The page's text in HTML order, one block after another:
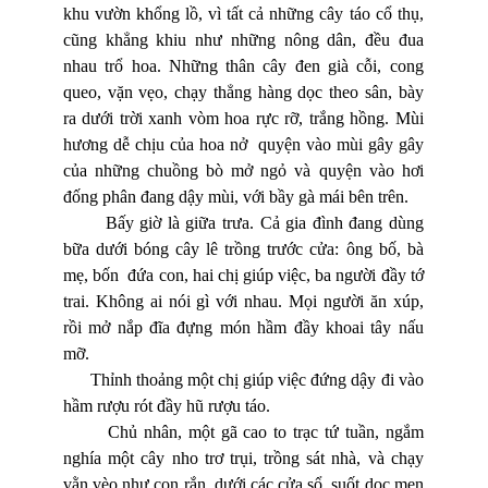
khu vườn khổng lồ, vì tất cả những cây táo cổ thụ,
cũng khẳng khiu như những nông dân, đều đua
nhau trổ hoa. Những thân cây đen già cỗi, cong
queo, vặn vẹo, chạy thẳng hàng dọc theo sân, bày
ra dưới trời xanh vòm hoa rực rỡ, trắng hồng. Mùi
hương dễ chịu của hoa nở quyện vào mùi gây gây
của những chuồng bò mở ngỏ và quyện vào hơi
đống phân đang dậy mùi, với bầy gà mái bên trên.
Bấy giờ là giữa trưa. Cả gia đình đang dùng
bữa dưới bóng cây lê trồng trước cửa: ông bố, bà
mẹ, bốn đứa con, hai chị giúp việc, ba người đầy tớ
trai. Không ai nói gì với nhau. Mọi người ăn xúp,
rồi mở nắp đĩa đựng món hầm đầy khoai tây nấu
mỡ.
Thỉnh thoảng một chị giúp việc đứng dậy đi vào
hầm rượu rót đầy hũ rượu táo.
Chủ nhân, một gã cao to trạc tứ tuần, ngắm
nghía một cây nho trơ trụi, trồng sát nhà, và chạy
vằn vèo như con rắn, dưới các cửa sổ, suốt dọc men